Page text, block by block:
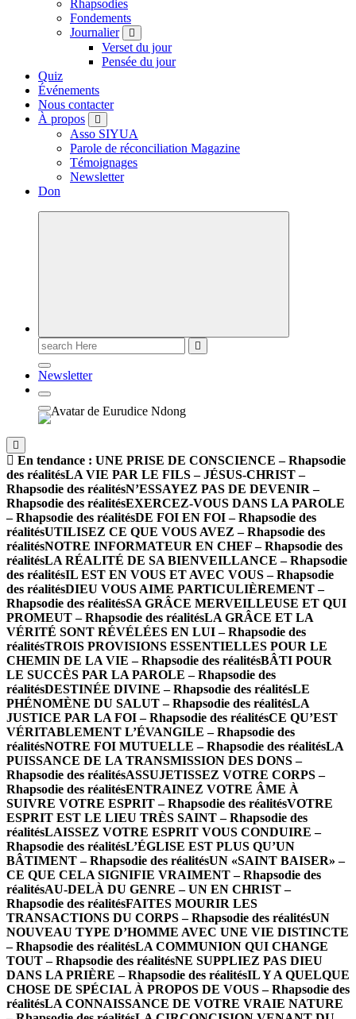
Rhapsodies
Fondements
Journalier
Verset du jour
Pensée du jour
Quiz
Événements
Nous contacter
À propos
Asso SIYUA
Parole de réconciliation Magazine
Témoignages
Newsletter
Don
Newsletter
En tendance : UNE PRISE DE CONSCIENCE – Rhapsodie
des réalitésLA VIE PAR LE FILS – JÉSUS-CHRIST –
Rhapsodie des réalitésN’ESSAYEZ PAS DE DEVENIR –
Rhapsodie des réalitésEXERCEZ-VOUS DANS LA PAROLE
– Rhapsodie des réalitésDE FOI EN FOI – Rhapsodie des
réalitésUTILISEZ CE QUE VOUS AVEZ – Rhapsodie des
réalitésNOTRE INFORMATEUR EN CHEF – Rhapsodie des
réalitésLA RÉALITÉ DE SA BIENVEILLANCE – Rhapsodie
des réalitésIL EST EN VOUS ET AVEC VOUS – Rhapsodie
des réalitésDIEU VOUS AIME PARTICULIÈREMENT –
Rhapsodie des réalitésSA GRÂCE MERVEILLEUSE ET QUI
PROMEUT – Rhapsodie des réalitésLA GRÂCE ET LA
VÉRITÉ SONT RÉVÉLÉES EN LUI – Rhapsodie des
réalitésTROIS PROVISIONS ESSENTIELLES POUR LE
CHEMIN DE LA VIE – Rhapsodie des réalitésBÂTI POUR
LE SUCCÈS PAR LA PAROLE – Rhapsodie des
réalitésDESTINÉE DIVINE – Rhapsodie des réalitésLE
PHÉNOMÈNE DU SALUT – Rhapsodie des réalitésLA
JUSTICE PAR LA FOI – Rhapsodie des réalitésCE QU’EST
VÉRITABLEMENT L’ÉVANGILE – Rhapsodie des
réalitésNOTRE FOI MUTUELLE – Rhapsodie des réalitésLA
PUISSANCE DE LA TRANSMISSION DES DONS –
Rhapsodie des réalitésASSUJETISSEZ VOTRE CORPS –
Rhapsodie des réalitésENTRAINEZ VOTRE ÂME À
SUIVRE VOTRE ESPRIT – Rhapsodie des réalitésVOTRE
ESPRIT EST LE LIEU TRÈS SAINT – Rhapsodie des
réalitésLAISSEZ VOTRE ESPRIT VOUS CONDUIRE –
Rhapsodie des réalitésL’ÉGLISE EST PLUS QU’UN
BÂTIMENT – Rhapsodie des réalitésUN «SAINT BAISER» –
CE QUE CELA SIGNIFIE VRAIMENT – Rhapsodie des
réalitésAU-DELÀ DU GENRE – UN EN CHRIST –
Rhapsodie des réalitésFAITES MOURIR LES
TRANSACTIONS DU CORPS – Rhapsodie des réalitésUN
NOUVEAU TYPE D’HOMME AVEC UNE VIE DISTINCTE
– Rhapsodie des réalitésLA COMMUNION QUI CHANGE
TOUT – Rhapsodie des réalitésNE SUPPLIEZ PAS DIEU
DANS LA PRIÈRE – Rhapsodie des réalitésIL Y A QUELQUE
CHOSE DE SPÉCIAL À PROPOS DE VOUS – Rhapsodie des
réalitésLA CONNAISSANCE DE VOTRE VRAIE NATURE